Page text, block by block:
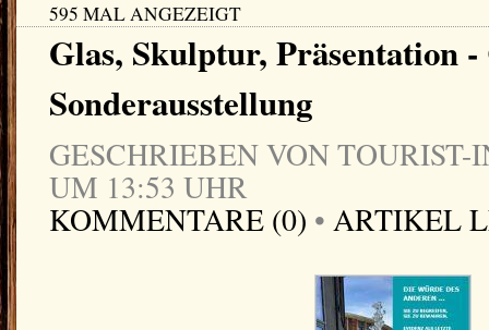
595 MAL ANGEZEIGT
Glas, Skulptur, Präsentation
Sonderausstellung
GESCHRIEBEN VON TOURIST-
UM 13:53 UHR
KOMMENTARE (0) • ARTIKEL